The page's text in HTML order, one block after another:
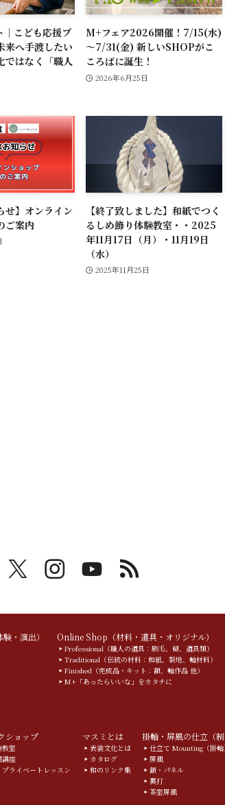
｜こども応援プ
来へ手渡したい
ではなく「職人
M+フェア2026開催！7/15(水)
～7/31(金) 新しいSHOPがこ
ころばに誕生！
2026年6月25日
せ】オンライン
ご案内
【終了致しました】和紙でつく
るしめ飾り体験教室・・2025
年11月17日（月）・11月19日
（水）
2025年11月25日
・演出） Online Shop（材料・道具・オリジナル）
Professional（職人の道具：刷毛、糊、道具類）
Traditional（伝統の材料：和紙、裂地、軸材料）
Finished（完成品・キット：額、軸作品 他）
M+「あったらいいな」をカタチに
ショップ
教室
講座
ライベートレッスン
マスミとは
表装文化とは
カタログ
和のリンク集
掛軸・屏風の仕立（制
仕立て Mounting（掛軸
屏風
額・パネル
裏打
茶室屏風